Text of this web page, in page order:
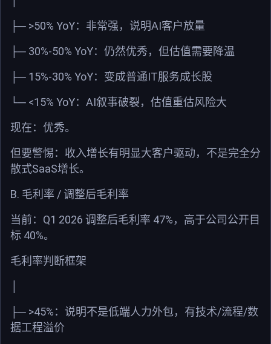
├─ >50% YoY：非常强，说明AI客户放量
├─ 30%-50% YoY：仍然优秀，但估值需要降温
├─ 15%-30% YoY：变成普通IT服务成长股
└─ <15% YoY： AI叙事破裂，估值重估风险大
现在：优秀。
但要警惕：收入增长有明显大客户驱动，不是完全分
散式SaaS增长。
B. 毛利率 / 调整后毛利率
当前： Q1 2026 调整后毛利率 47% ，高于公司公开目
标 40%。
毛利率判断框架
├─ >45% ：说明不是低端人力外包，有技术/流程/数
据工程溢价